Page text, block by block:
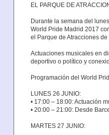
EL PARQUE DE
Durante la semana del
World Pride Madrid 2017
el Parque de Atracciones de
Actuaciones musicales en
deportivo o político y
Programación del World
LUNES 26 JUNIO:
• 17:00 – 18:00: Actuación
• 20:00 – 21:00: Desde
MARTES 27 JUNIO: